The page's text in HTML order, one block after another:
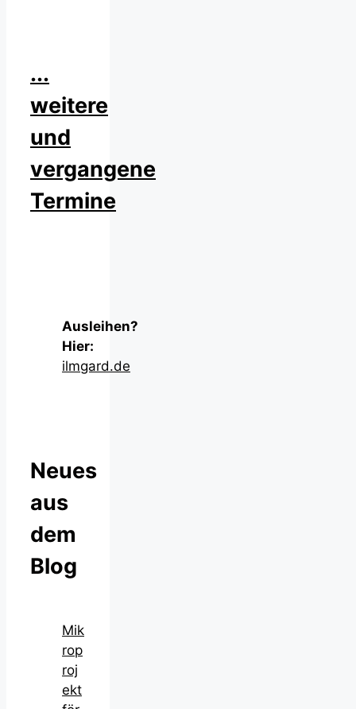
...
weitere
und
vergangene
Termine
Ausleihen?
Hier:
ilmgard.de
Neues
aus
dem
Blog
Mik
rop
roj
ekt